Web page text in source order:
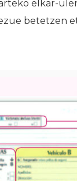
elkar-
betetzen